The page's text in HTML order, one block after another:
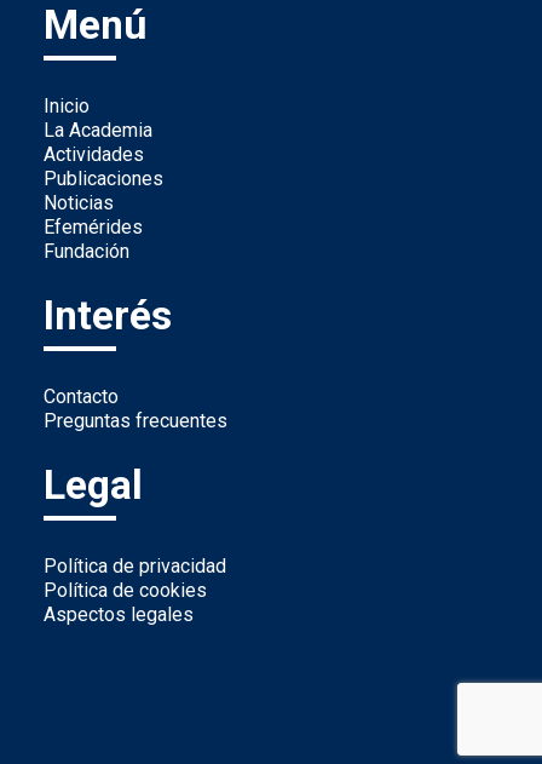
Menú
Inicio
La Academia
Actividades
Publicaciones
Noticias
Efemérides
Fundación
Interés
Contacto
Preguntas frecuentes
Legal
Política de privacidad
Política de cookies
Aspectos legales